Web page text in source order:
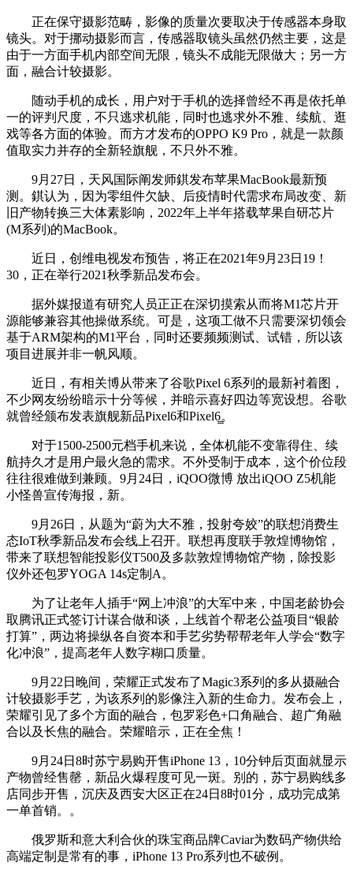
正在保守摄影范畴，影像的质量次要取决于传感器本身取
镜头。对于挪动摄影而言，传感器取镜头虽然仍然主要，这是
由于一方面手机内部空间无限，镜头不成能无限做大；另一方
面，融合计较摄影。
随动手机的成长，用户对于手机的选择曾经不再是依托单
一的评判尺度，不只逃求机能，同时也逃求外不雅、续航、逛
戏等各方面的体验。而方才发布的OPPO K9 Pro，就是一款颜
值取实力并存的全新轻旗舰，不只外不雅。
9月27日，天风国际阐发师錤发布苹果MacBook最新预
测。錤认为，因为零组件欠缺、后疫情时代需求布局改变、新
旧产物转换三大体素影响，2022年上半年搭载苹果自研芯片
(M系列)的MacBook。
近日，创维电视发布预告，将正在2021年9月23日19！
30，正在举行2021秋季新品发布会。
据外媒报道有研究人员正正在深切摸索从而将M1芯片开
源能够兼容其他操做系统。可是，这项工做不只需要深切领会
基于ARM架构的M1平台，同时还要频频测试、试错，所以该
项目进展并非一帆风顺。
近日，有相关博从带来了谷歌Pixel 6系列的最新衬着图，
不少网友纷纷暗示十分等候，并暗示喜好四边等宽设想。谷歌
就曾经颁布发表旗舰新品Pixel6和Pixel6̳。
对于1500-2500元档手机来说，全体机能不变靠得住、续
航持久才是用户最火急的需求。不外受制于成本，这个价位段
往往很难做到兼顾。9月24日，iQOO微博 放出iQOO Z5机能
小怪兽宣传海报，新。
9月26日，从题为“蔚为大不雅，投射夸姣”的联想消费生
态IoT秋季新品发布会线上召开。联想再度联手敦煌博物馆，
带来了联想智能投影仪T500及多款敦煌博物馆产物，除投影
仪外还包罗YOGA 14s定制A。
为了让老年人插手“网上冲浪”的大军中来，中国老龄协会
取腾讯正式签订计谋合做和谈，上线首个帮老公益项目“银龄
打算”，两边将操纵各自资本和手艺劣势帮帮老年人学会“数字
化冲浪”，提高老年人数字糊口质量。
9月22日晚间，荣耀正式发布了Magic3系列的多从摄融合
计较摄影手艺，为该系列的影像注入新的生命力。发布会上，
荣耀引见了多个方面的融合，包罗彩色+口角融合、超广角融
合以及长焦的融合。荣耀暗示，正在全焦！
9月24日8时苏宁易购开售iPhone 13，10分钟后页面就显示
产物曾经售罄，新品火爆程度可见一斑。别的，苏宁易购线多
店同步开售，沉庆及西安大区正在24日8时01分，成功完成第
一单首销。。
俄罗斯和意大利合伙的珠宝商品牌Caviar为数码产物供给
高端定制是常有的事，iPhone 13 Pro系列也不破例。